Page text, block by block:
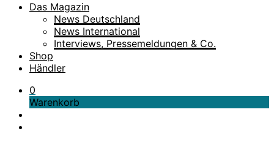
Das Magazin
News Deutschland
News International
Interviews, Pressemeldungen & Co.
Shop
Händler
0
Warenkorb